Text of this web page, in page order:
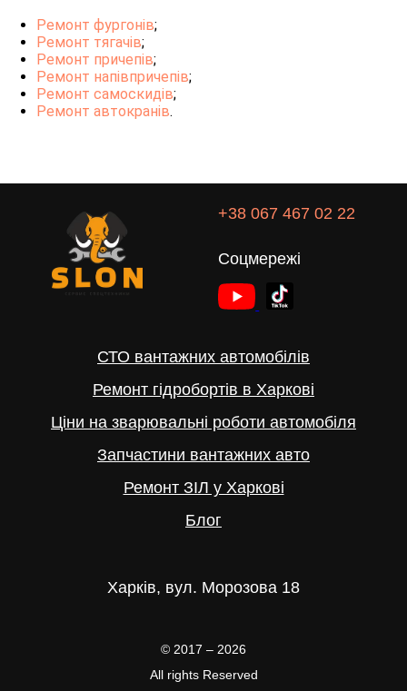
Ремонт фургонів;
Ремонт тягачів;
Ремонт причепів;
Ремонт напівпричепів;
Ремонт самоскидів;
Ремонт автокранів.
+38 067 467 02 22
Соцмережі
СТО вантажних автомобілів
Ремонт гідробортів в Харкові
Ціни на зварювальні роботи автомобіля
Запчастини вантажних авто
Ремонт ЗІЛ у Харкові
Блог
Харків, вул. Морозова 18
© 2017 – 2026
All rights Reserved